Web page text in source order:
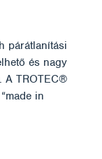
párátlanítási
és nagy
A TROTEC®
in